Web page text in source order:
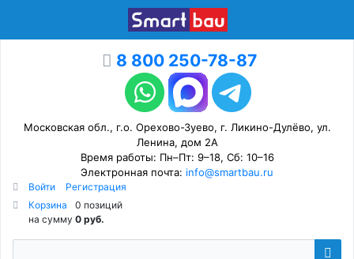
8 800 250-78-87
Московская обл., г.о. Орехово-Зуево, г. Ликино-Дулёво, ул.
Ленина, дом 2А
Время работы: Пн–Пт: 9–18, Сб: 10–16
Электронная почта: info@smartbau.ru
Войти
Регистрация
Корзина
0 позиций
на сумму 0 руб.